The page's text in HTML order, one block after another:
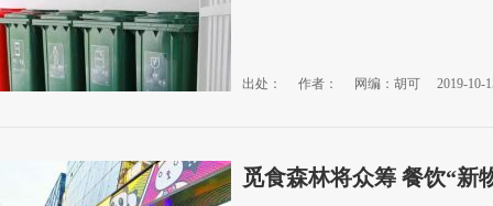
出处： 作者： 网编：胡可 2019-10-
觅食森林将众筹 餐饮“新